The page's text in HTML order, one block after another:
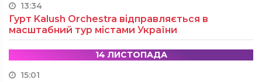
13:34
Гурт Kalush Orchestra відправляється в
масштабний тур містами України
14 ЛИСТОПАДА
15:01